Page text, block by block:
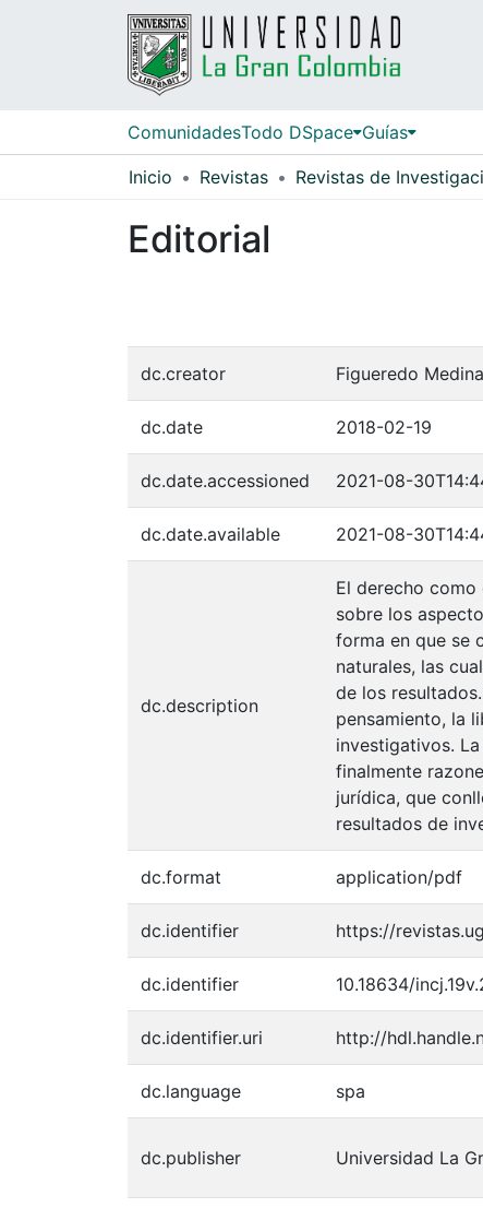
ComunidadesTodo DSpace Guías
Inicio Revistas Revistas de
Editorial
dc.creator Figueredo
dc.date 2018-02-19
dc.date.accessioned 2021-08-
dc.date.available 2021-08-
dc.description
El derecho
sobre los
forma en que se
naturales, las
de los
pensamiento, la
investigativos.
finalmente
jurídica, que
resultados de
dc.format application/pdf
dc.identifier https://
dc.identifier 10.18634/
dc.identifier.uri http://
dc.language spa
dc.publisher Universidad La